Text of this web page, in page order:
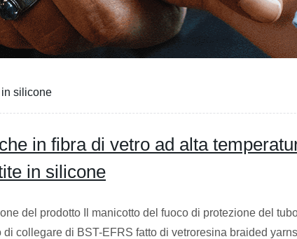
in silicone
in fibra di vetro ad alta
in silicone
del prodotto Il manicotto del fuoco di protezione del
di collegare di BST-EFRS fatto di vetroresina braided